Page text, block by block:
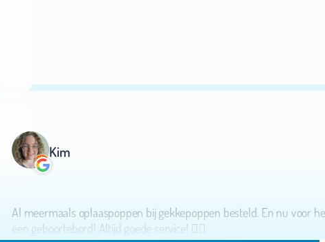
een geboortebord! Altijd goede service! 👌🏻